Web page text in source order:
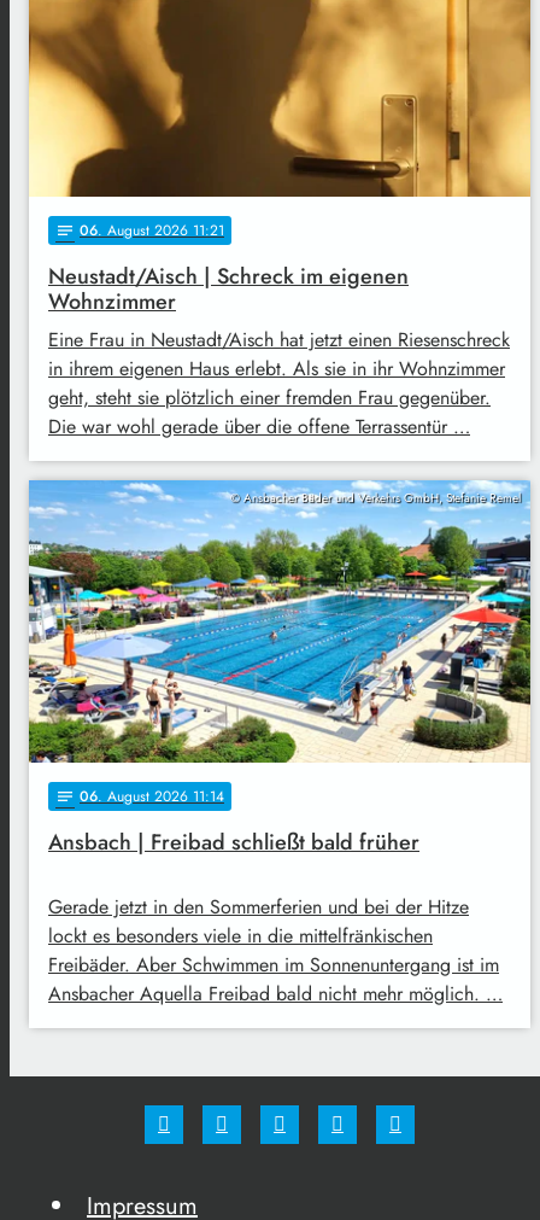
notes 06. August 2026 11:21
Neustadt/Aisch | Schreck im eigenen
Wohnzimmer
Eine Frau in Neustadt/Aisch hat jetzt einen Riesenschreck
in ihrem eigenen Haus erlebt. Als sie in ihr Wohnzimmer
geht, steht sie plötzlich einer fremden Frau gegenüber.
Die war wohl gerade über die offene Terrassentür …
© Ansbacher Bäder und Verkehrs GmbH, Stefanie Remel
notes 06. August 2026 11:14
Ansbach | Freibad schließt bald früher
Gerade jetzt in den Sommerferien und bei der Hitze
lockt es besonders viele in die mittelfränkischen
Freibäder. Aber Schwimmen im Sonnenuntergang ist im
Ansbacher Aquella Freibad bald nicht mehr möglich. …
Impressum